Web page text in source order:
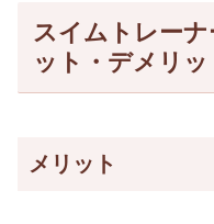
スイムトレーナ
ット・デメリッ
メリット